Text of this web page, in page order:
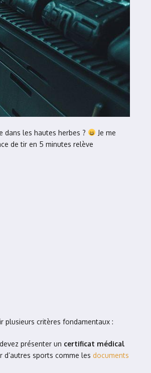
dans les hautes herbes ?
Je me
de tir en 5 minutes relève
plusieurs critères fondamentaux :
présenter un certificat médical
sports comme les documents